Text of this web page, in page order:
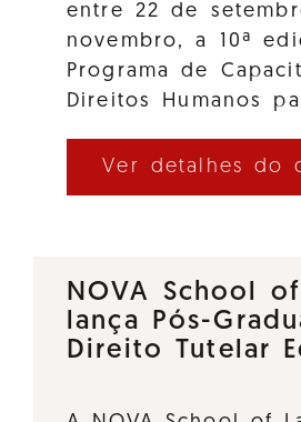
entre 22 de
novembro, a 10ª
Programa de
Direitos Humanos
Ver detalhes do
NOVA School
lança Pós-
Direito Tutelar